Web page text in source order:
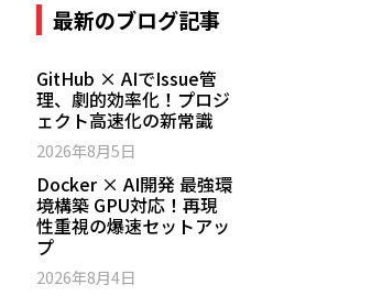
最新のブログ記事
GitHub × AIでIssue管
理、劇的効率化！プロジ
ェクト高速化の新常識
2026年8月5日
Docker × AI開発 最強環
境構築 GPU対応！再現
性重視の爆速セットアッ
プ
2026年8月4日